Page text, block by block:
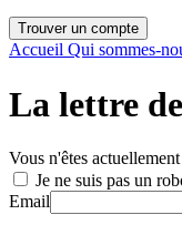
Accueil Qui sommes-
La lettre
Vous n'êtes
Je ne suis pas un
Email